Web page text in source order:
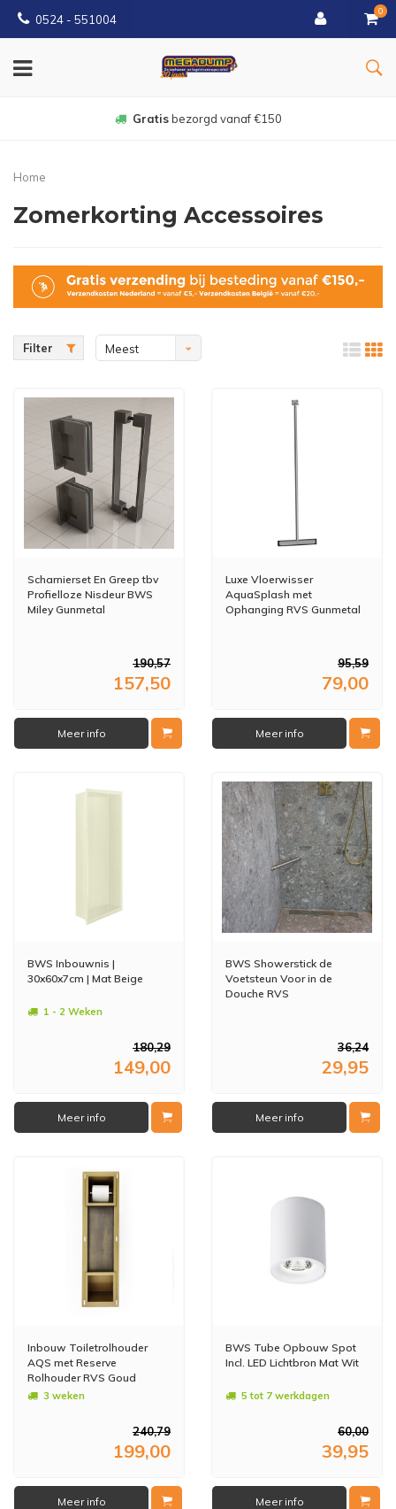
0524 - 551004
0
Gratisbezorgd vanaf €150
Home
Zomerkorting Accessoires
Filter
Meest
Scharnierset En Greep tbv
Profielloze Nisdeur BWS
Miley Gunmetal
190,57
157,50
Meer info
Luxe Vloerwisser
AquaSplash met
Ophanging RVS Gunmetal
95,59
79,00
Meer info
BWS Inbouwnis |
30x60x7cm | Mat Beige
1 - 2 Weken
180,29
149,00
Meer info
BWS Showerstick de
Voetsteun Voor in de
Douche RVS
36,24
29,95
Meer info
Inbouw Toiletrolhouder
AQS met Reserve
Rolhouder RVS Goud
3 weken
240,79
199,00
Meer info
BWS Tube Opbouw Spot
Incl. LED Lichtbron Mat Wit
5 tot 7 werkdagen
60,00
39,95
Meer info